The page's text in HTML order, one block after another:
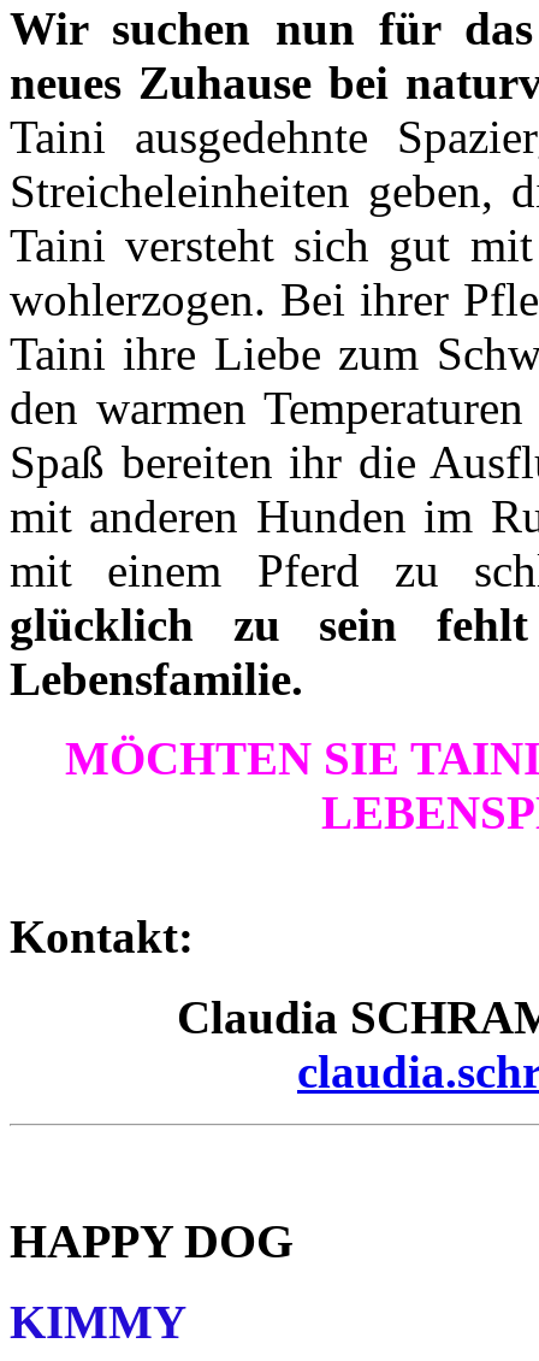
Wir suchen nun für
neues Zuhause bei
Taini ausgedehnte
Streicheleinheiten geben,
Taini versteht sich gut
wohlerzogen. Bei ihrer
Taini ihre Liebe zum
den warmen
Spaß bereiten ihr die
mit anderen Hunden im
mit einem Pferd zu
glücklich zu sein
Lebensfamilie.
MÖCHTEN SIE
Kontakt:
Claudia
HAPPY DOG
KIMMY